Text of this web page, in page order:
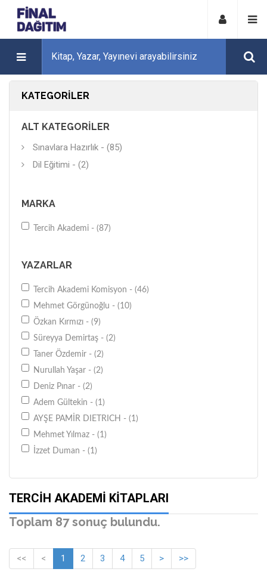
KATEGORILER
ALT KATEGORILER
Sınavlara Hazırlık - (85)
Dil Eğitimi - (2)
MARKA
Tercih Akademi - (87)
YAZARLAR
Tercih Akademi Komisyon - (46)
Mehmet Görgünoğlu - (10)
Özkan Kırmızı - (9)
Süreyya Demirtaş - (2)
Taner Özdemir - (2)
Nurullah Yaşar - (2)
Deniz Pınar - (2)
Adem Gültekin - (1)
AYŞE PAMİR DIETRICH - (1)
Mehmet Yılmaz - (1)
İzzet Duman - (1)
Mehmet Gürgünoğlu - (1)
Melik Zengin - (1)
Kübra Kutlu - (1)
Tercih Akademi Yayınları Komisyon - (1)
TERCIH AKADEMI KITAPLARI
Toplam 87 sonuç bulundu.
<< < 1 2 3 4 5 > >>